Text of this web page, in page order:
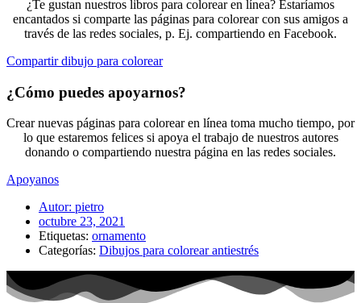
¿Te gustan nuestros libros para colorear en línea? Estaríamos
encantados si comparte las páginas para colorear con sus amigos a
través de las redes sociales, p. Ej. compartiendo en Facebook.
Compartir dibujo para colorear
¿Cómo puedes apoyarnos?
Crear nuevas páginas para colorear en línea toma mucho tiempo, por
lo que estaremos felices si apoya el trabajo de nuestros autores
donando o compartiendo nuestra página en las redes sociales.
Apoyanos
Autor: pietro
octubre 23, 2021
Etiquetas: ornamento
Categorías: Dibujos para colorear antiestrés